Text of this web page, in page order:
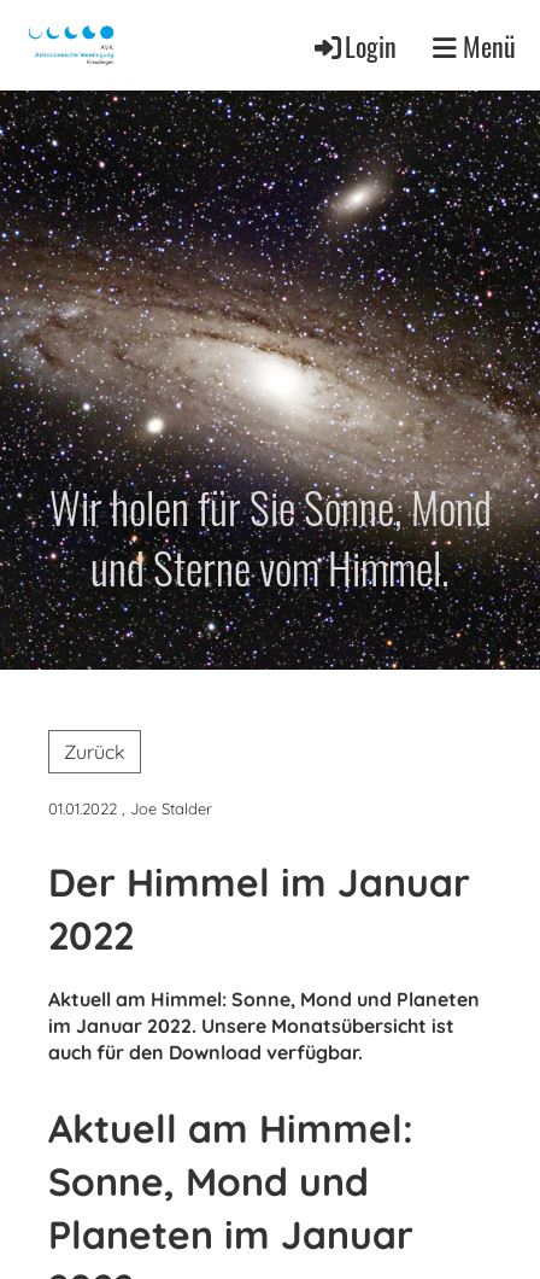
Login Menü
Wir holen für Sie Sonne, Mond
und Sterne vom Himmel.
Zurück
01.01.2022 , Joe Stalder
Der Himmel im Januar
2022
Aktuell am Himmel: Sonne, Mond und Planeten
im Januar 2022. Unsere Monatsübersicht ist
auch für den Download verfügbar.
Aktuell am Himmel:
Sonne, Mond und
Planeten im Januar